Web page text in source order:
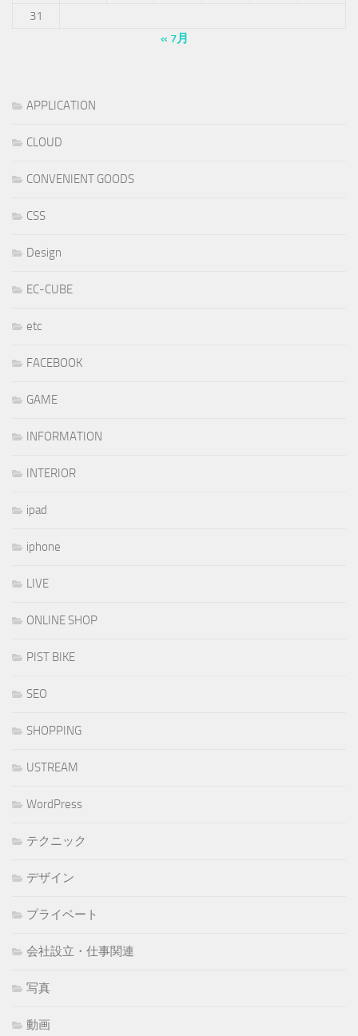
31
« 7月
APPLICATION
CLOUD
CONVENIENT GOODS
CSS
Design
EC-CUBE
etc
FACEBOOK
GAME
INFORMATION
INTERIOR
ipad
iphone
LIVE
ONLINE SHOP
PIST BIKE
SEO
SHOPPING
USTREAM
WordPress
テクニック
デザイン
プライベート
会社設立・仕事関連
写真
動画